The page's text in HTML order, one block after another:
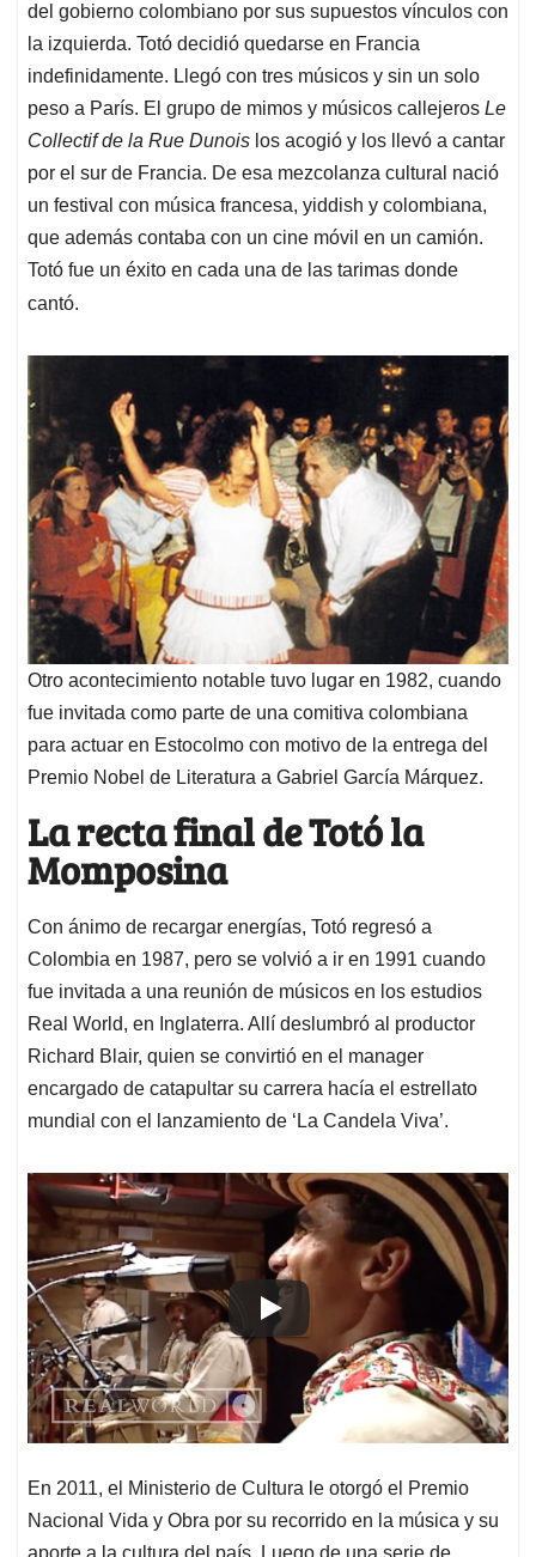
del gobierno colombiano por sus supuestos vínculos con
la izquierda. Totó decidió quedarse en Francia
indefinidamente. Llegó con tres músicos y sin un solo
peso a París. El grupo de mimos y músicos callejeros Le
Collectif de la Rue Dunois los acogió y los llevó a cantar
por el sur de Francia. De esa mezcolanza cultural nació
un festival con música francesa, yiddish y colombiana,
que además contaba con un cine móvil en un camión.
Totó fue un éxito en cada una de las tarimas donde
cantó.
Otro acontecimiento notable tuvo lugar en 1982, cuando
fue invitada como parte de una comitiva colombiana
para actuar en Estocolmo con motivo de la entrega del
Premio Nobel de Literatura a Gabriel García Márquez.
La recta final de Totó la
Momposina
Con ánimo de recargar energías, Totó regresó a
Colombia en 1987, pero se volvió a ir en 1991 cuando
fue invitada a una reunión de músicos en los estudios
Real World, en Inglaterra. Allí deslumbró al productor
Richard Blair, quien se convirtió en el manager
encargado de catapultar su carrera hacía el estrellato
mundial con el lanzamiento de ‘La Candela Viva’.
En 2011, el Ministerio de Cultura le otorgó el Premio
Nacional Vida y Obra por su recorrido en la música y su